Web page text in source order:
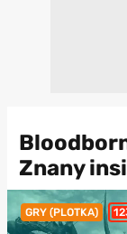
Znany
GRY (PLOTKA)